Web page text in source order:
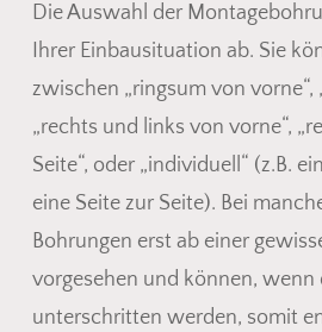
Die Auswahl der
Ihrer Einbausituation ab. Sie
zwischen „ringsum von vorne“,
„rechts und links von vorne“,
Seite“, oder „individuell“ (z.B.
eine Seite zur Seite). Bei
Bohrungen erst ab einer
vorgesehen und können, wenn
unterschritten werden, somit